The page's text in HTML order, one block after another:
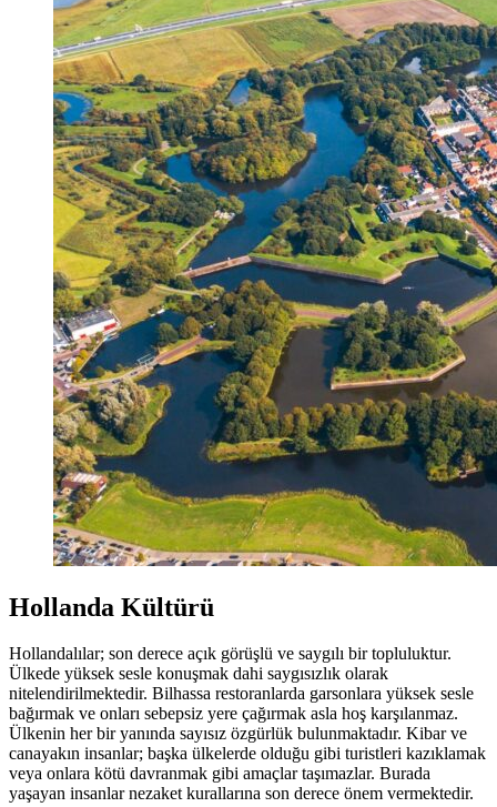
Hollanda Kültürü
Hollandalılar; son derece açık görüşlü ve saygılı bir topluluktur.
Ülkede yüksek sesle konuşmak dahi saygısızlık olarak
nitelendirilmektedir. Bilhassa restoranlarda garsonlara yüksek sesle
bağırmak ve onları sebepsiz yere çağırmak asla hoş karşılanmaz.
Ülkenin her bir yanında sayısız özgürlük bulunmaktadır. Kibar ve
canayakın insanlar; başka ülkelerde olduğu gibi turistleri kazıklamak
veya onlara kötü davranmak gibi amaçlar taşımazlar. Burada
yaşayan insanlar nezaket kurallarına son derece önem vermektedir.